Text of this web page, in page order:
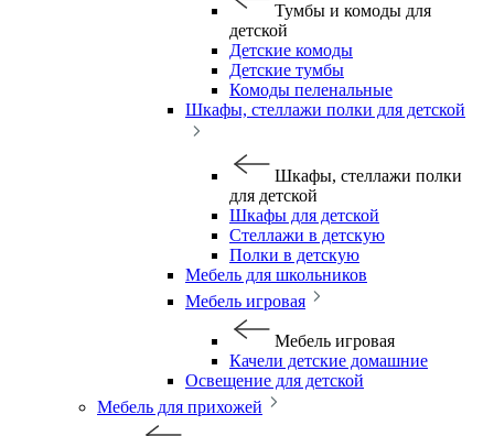
Тумбы и комоды для
детской
Детские комоды
Детские тумбы
Комоды пеленальные
Шкафы, стеллажи полки для детской
Шкафы, стеллажи полки
для детской
Шкафы для детской
Стеллажи в детскую
Полки в детскую
Мебель для школьников
Мебель игровая
Мебель игровая
Качели детские домашние
Освещение для детской
Мебель для прихожей